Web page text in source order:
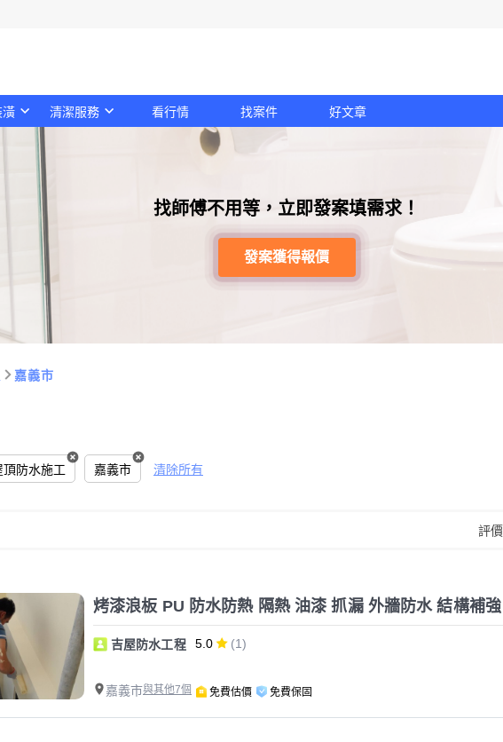
潢 清潔服務 看行情 找案件 好文章
找師傅不用等，立即發案填需求！
發案獲得報價
嘉義市
頂防水施工 嘉義市 清除所有
評價
烤漆浪板 PU 防水防熱 隔熱 油漆 抓漏 外牆防水 結構補強
吉屋防水工程 5.0 (1)
嘉義市與其他7個 免費估價 免費保固